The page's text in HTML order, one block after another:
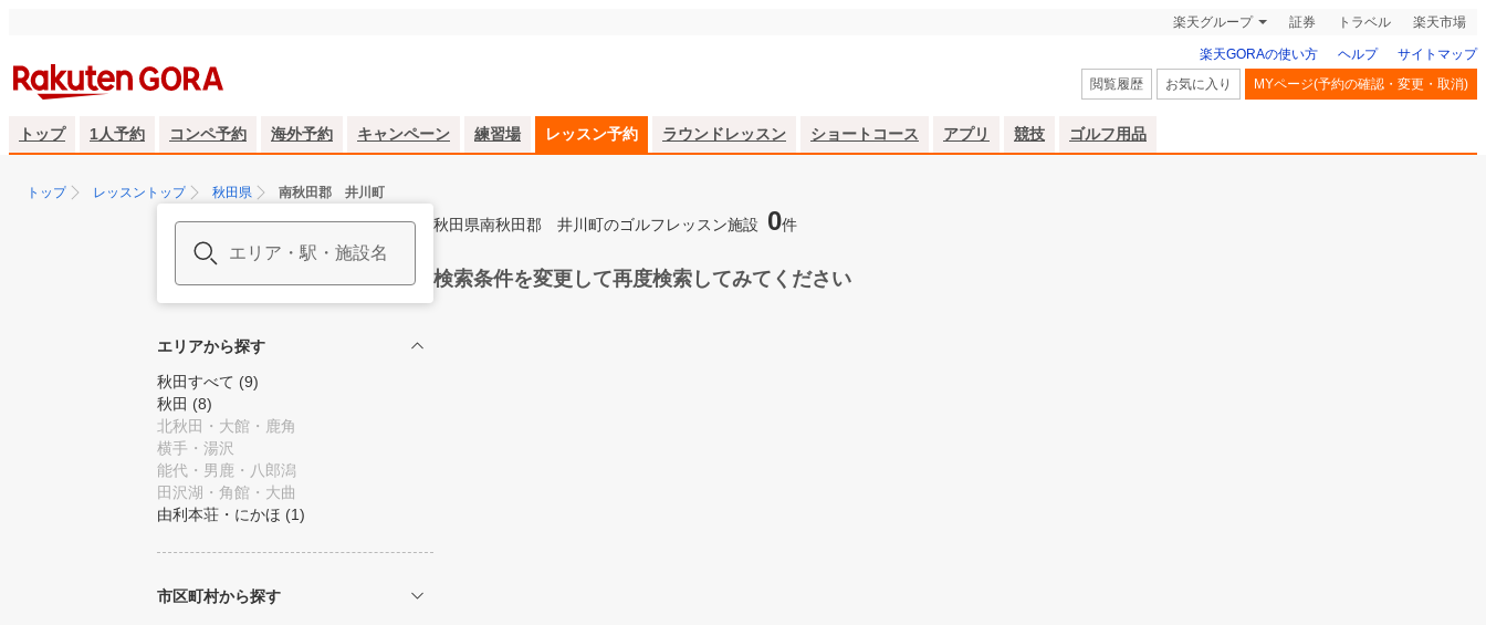
楽天グループ 証券 トラベル 楽天市場
楽天GORAの使い方 ヘルプ
サイトマップ
閲覧履歴
お気に入り MYページ(予約の確認・変更・取消)
トップ 1人予約 コンペ予約 海外予約 キャンペーン 練習場 レッスン予約 ラウンドレッスン ショートコース アプリ 競技 ゴルフ用品
トップ レッスントップ 秋田県 南秋田郡 井川町
エリアから探す
秋田すべて (9)
秋田 (8)
北秋田・大館・鹿角
横手・湯沢
能代・男鹿・八郎潟
田沢湖・角館・大曲
由利本荘・にかほ (1)
市区町村から探す
秋田県南秋田郡 井川町のゴルフレッスン施設 0件
検索条件を変更して再度検索してみてください